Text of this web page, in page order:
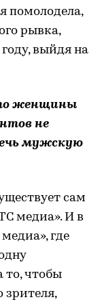
помолодела,
рывка,
выйдя на
женщины
не
мужскую
сам
медиа». И в
где
то, чтобы
зрителя,